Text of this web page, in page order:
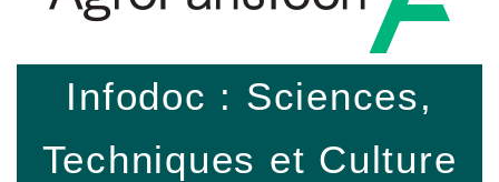
Infodoc : Sciences,
Techniques et Culture